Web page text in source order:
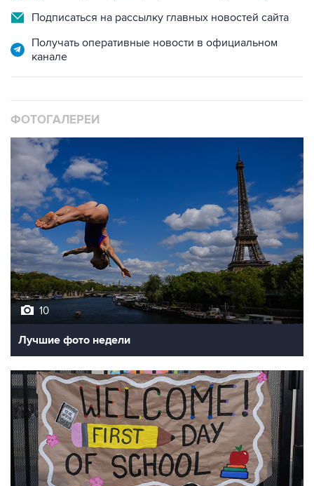
Подписаться на рассылку главных новостей сайта
Получать оперативные новости в официальном
канале
ФОТОГАЛЕРЕИ
10
Лучшие фото недели